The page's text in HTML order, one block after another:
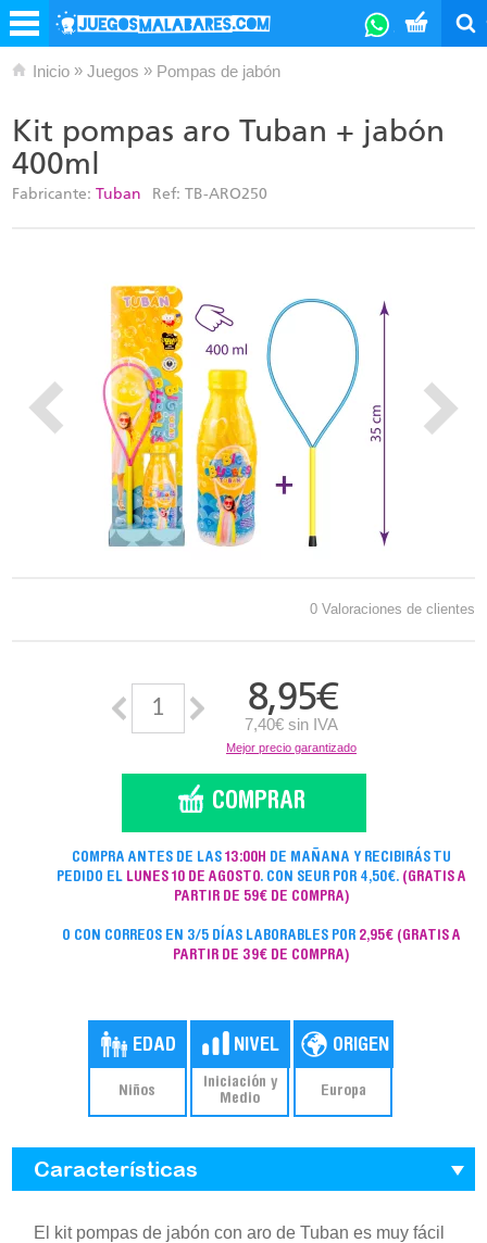
Inicio » Juegos » Pompas de jabón
Kit pompas aro Tuban + jabón
400ml
Fabricante: Tuban Ref: TB-ARO250
0 Valoraciones de clientes
8,95€
7,40€ sin IVA
Mejor precio garantizado
COMPRA ANTES DE LAS13:00H DE MAÑANA Y RECIBIRÁS TU
PEDIDO EL LUNES 10 DE AGOSTO. CON SEUR POR 4,50€. (GRATIS A
PARTIR DE 59€ DE COMPRA)
O CON CORREOS EN 3/5 DÍAS LABORABLES POR 2,95€ (GRATIS A
PARTIR DE 39€ DE COMPRA)
Niños
Iniciación y
Medio
Europa
Características
El kit pompas de jabón con aro de Tuban es muy fácil